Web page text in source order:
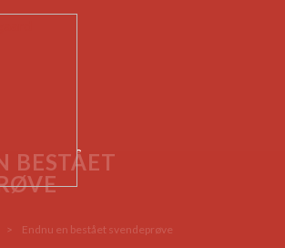
BESTÅET
> Endnu en bestået svendeprøve